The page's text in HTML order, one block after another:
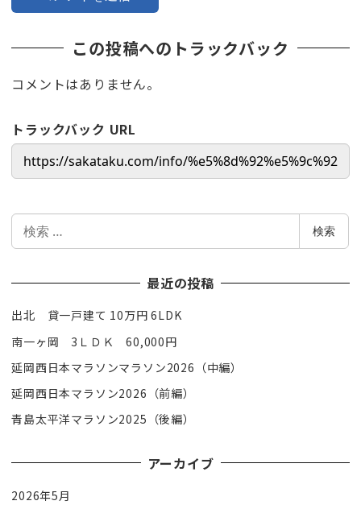
この投稿へのトラックバック
コメントはありません。
トラックバック URL
検
索
検索
最近の投稿
出北 貸一戸建て 10万円 6LDK
南一ヶ岡 3ＬＤＫ 60,000円
延岡西日本マラソンマラソン2026（中編）
延岡西日本マラソン2026（前編）
青島太平洋マラソン2025（後編）
アーカイブ
2026年5月